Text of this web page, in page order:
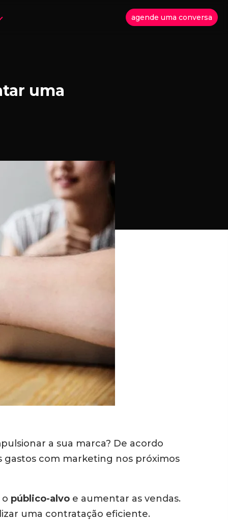
agende uma conversa
uma
a sua marca? De acordo
gastos com marketing nos próximos
público-alvo e aumentar as vendas.
uma contratação eficiente.